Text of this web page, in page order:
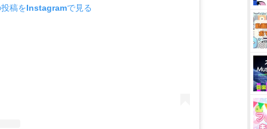
稿をInstagramで見る